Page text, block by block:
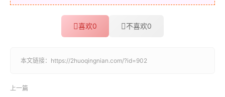
喜欢0 不喜欢0
本文链接： https://2huoqingnian.com/?id=902
上一篇